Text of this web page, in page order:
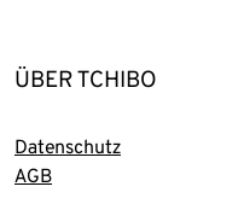
ÜBER TCHIBO
Datenschutz
AGB